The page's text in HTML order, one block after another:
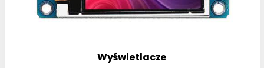
Wyświetlacze